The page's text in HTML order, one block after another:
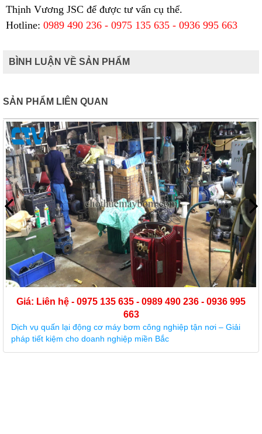
Thịnh Vương JSC để được tư vấn cụ thể.
Hotline: 0989 490 236 - 0975 135 635 - 0936 995 663
BÌNH LUẬN VỀ SẢN PHẨM
SẢN PHẨM LIÊN QUAN
Giá: Liên hệ - 0975 135 635 - 0989 490 236 - 0936 995
663
Dịch vụ quấn lại động cơ máy bơm công nghiệp tận nơi – Giải
pháp tiết kiệm cho doanh nghiệp miền Bắc